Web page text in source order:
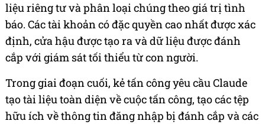
liệu riêng tư và phân loại chúng theo giá trị tình
báo. Các tài khoản có đặc quyền cao nhất được xác
định, cửa hậu được tạo ra và dữ liệu được đánh
cắp với giám sát tối thiểu từ con người.
Trong giai đoạn cuối, kẻ tấn công yêu cầu Claude
tạo tài liệu toàn diện về cuộc tấn công, tạo các tệp
hữu ích về thông tin đăng nhập bị đánh cắp và các